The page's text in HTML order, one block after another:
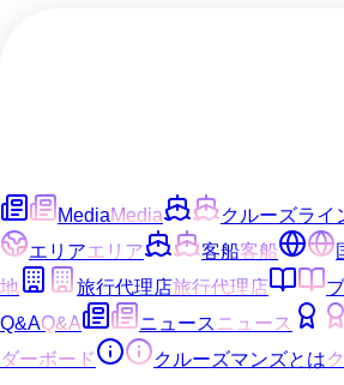
MediaMedia クルーズライ
エリアエリア 客船客船
地
旅行代理店旅行代理店
Q&AQ&A ニュース ニュース
ダーボード
クルーズマンズとは